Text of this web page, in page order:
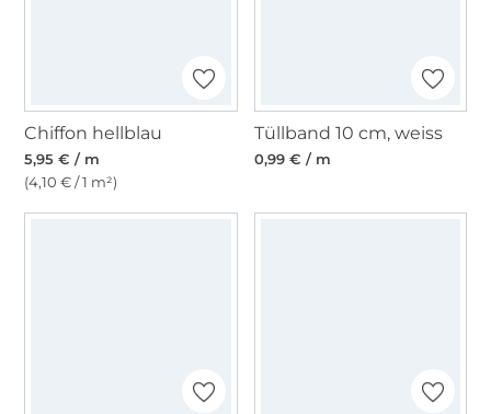
Chiffon hellblau
5,95 € / m
(4,10 € / 1 m²)
Tüllband 10 cm, weiss
0,99 € / m